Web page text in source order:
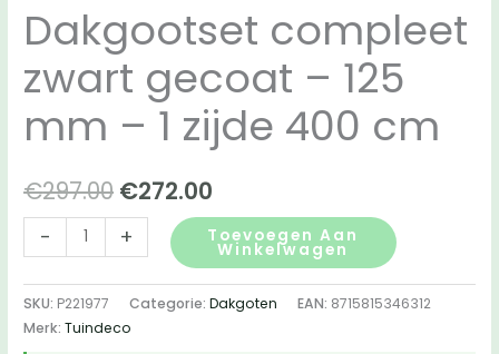
Dakgootset compleet
zwart gecoat – 125
mm – 1 zijde 400 cm
€297.00 Oorspronkelijke
prijs
€297.00.
€272.00
prijs
is:
€272.00.
-
Dakgootset
compleet
zwart
gecoat
+ Toevoegen Aan
Winkelwagen
SKU: P221977 Categorie:Dakgoten EAN: 8715815346312
Merk:Tuindeco